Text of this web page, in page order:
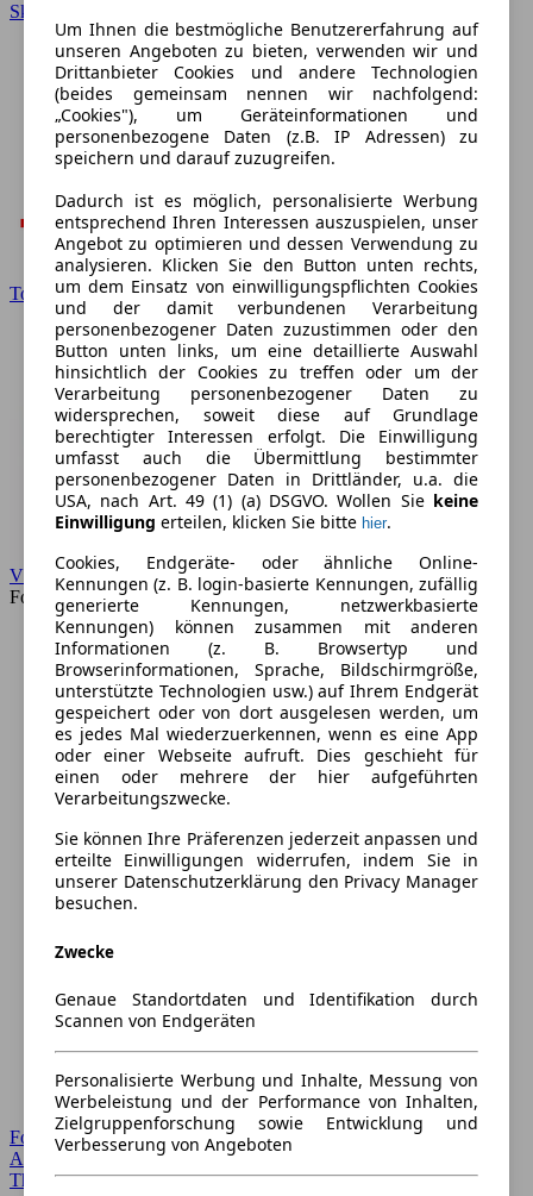
Skoda
Toyota
VW
Forum
Forum Startseite
Alle Auto-Foren
Themen-Forum
Um Ihnen die bestmögliche Benutzererfahrung auf
unseren Angeboten zu bieten, verwenden wir und
Drittanbieter Cookies und andere Technologien
(beides gemeinsam nennen wir nachfolgend:
„Cookies"), um Geräteinformationen und
personenbezogene Daten (z.B. IP Adressen) zu
speichern und darauf zuzugreifen.
Dadurch ist es möglich, personalisierte Werbung
entsprechend Ihren Interessen auszuspielen, unser
Angebot zu optimieren und dessen Verwendung zu
analysieren. Klicken Sie den Button unten rechts,
um dem Einsatz von einwilligungspflichten Cookies
und der damit verbundenen Verarbeitung
personenbezogener Daten zuzustimmen oder den
Button unten links, um eine detaillierte Auswahl
hinsichtlich der Cookies zu treffen oder um der
Verarbeitung personenbezogener Daten zu
widersprechen, soweit diese auf Grundlage
berechtigter Interessen erfolgt. Die Einwilligung
umfasst auch die Übermittlung bestimmter
personenbezogener Daten in Drittländer, u.a. die
USA, nach Art. 49 (1) (a) DSGVO. Wollen Sie keine
Einwilligung erteilen, klicken Sie bitte hier.
Cookies, Endgeräte- oder ähnliche Online-
Kennungen (z. B. login-basierte Kennungen, zufällig
generierte Kennungen, netzwerkbasierte
Kennungen) können zusammen mit anderen
Informationen (z. B. Browsertyp und
Browserinformationen, Sprache, Bildschirmgröße,
unterstützte Technologien usw.) auf Ihrem Endgerät
gespeichert oder von dort ausgelesen werden, um
es jedes Mal wiederzuerkennen, wenn es eine App
oder einer Webseite aufruft. Dies geschieht für
einen oder mehrere der hier aufgeführten
Verarbeitungszwecke.
Sie können Ihre Präferenzen jederzeit anpassen und
erteilte Einwilligungen widerrufen, indem Sie in
unserer Datenschutzerklärung den Privacy Manager
besuchen.
Zwecke
Genaue Standortdaten und Identifikation durch
Scannen von Endgeräten
Personalisierte Werbung und Inhalte, Messung von
Werbeleistung und der Performance von Inhalten,
Zielgruppenforschung sowie Entwicklung und
Verbesserung von Angeboten